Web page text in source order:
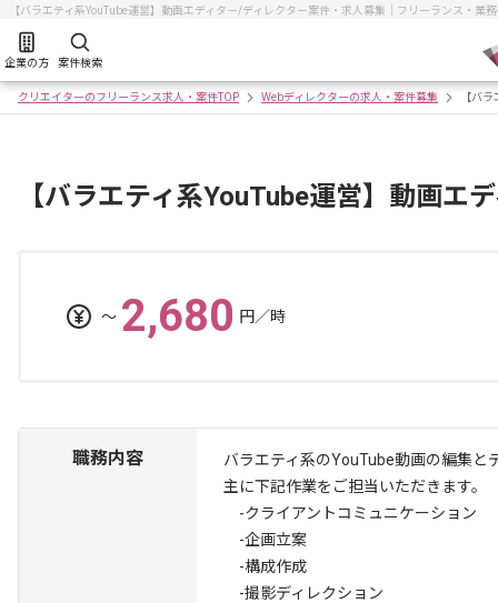
【バラエティ系YouTube運営】動画エディター/ディレクター案件・求人募集｜フリーランス・業
企業の方 案件検索
クリエイターのフリーランス求人・案件TOP Webディレクターの求人・案件募集 【バ
【バラエティ系YouTube運営】動画エ
〜 2,680 円／時
職務内容
バラエティ系のYouTube動画の編集と
主に下記作業をご担当いただきます。
-クライアントコミュニケーション
-企画立案
-構成作成
-撮影ディレクション